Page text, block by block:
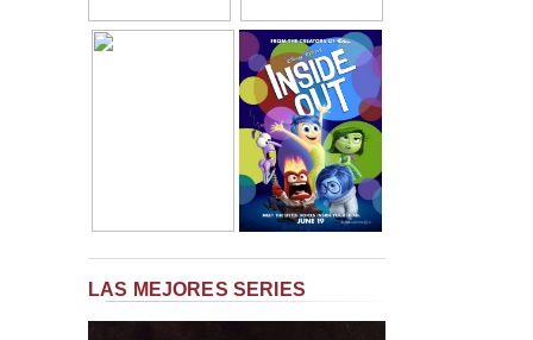
LAS MEJORES SERIES